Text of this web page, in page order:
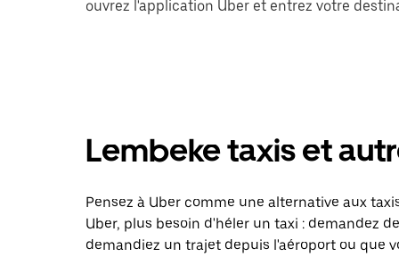
ouvrez l'application Uber et entrez votre
Lembeke taxis et
Pensez à Uber comme une alternative aux
Uber, plus besoin d'héler un taxi : demandez
demandiez un trajet depuis l'aéroport ou que